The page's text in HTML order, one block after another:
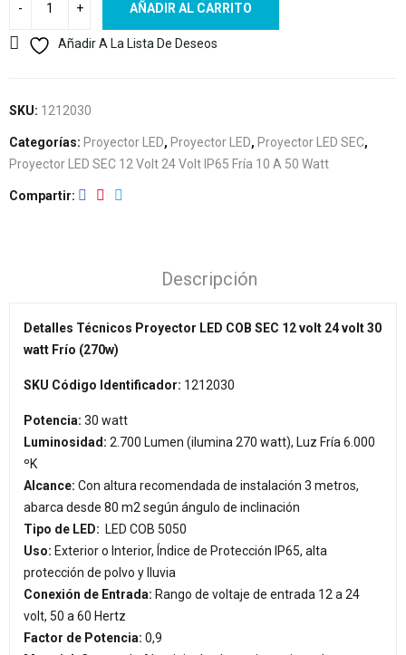
AÑADIR AL CARRITO
Añadir A La Lista De Deseos
SKU: 1212030
Categorías: Proyector LED, Proyector LED, Proyector LED SEC,
Proyector LED SEC 12 Volt 24 Volt IP65 Fría 10 A 50 Watt
Compartir
Descripción
Detalles Técnicos Proyector LED COB SEC 12 volt 24 volt 30
watt Frío (270w)
SKU Código Identificador: 1212030
Potencia: 30 watt
Luminosidad: 2.700 Lumen (ilumina 270 watt), Luz Fría 6.000
ºK
Alcance: Con altura recomendada de instalación 3 metros,
abarca desde 80 m2 según ángulo de inclinación
Tipo de LED: LED COB 5050
Uso: Exterior o Interior, Índice de Protección IP65, alta
protección de polvo y lluvia
Conexión de Entrada: Rango de voltaje de entrada 12 a 24
volt, 50 a 60 Hertz
Factor de Potencia: 0,9